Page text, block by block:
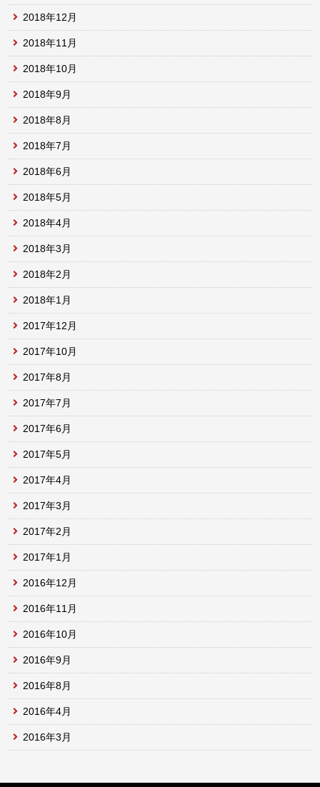
2018年12月
2018年11月
2018年10月
2018年9月
2018年8月
2018年7月
2018年6月
2018年5月
2018年4月
2018年3月
2018年2月
2018年1月
2017年12月
2017年10月
2017年8月
2017年7月
2017年6月
2017年5月
2017年4月
2017年3月
2017年2月
2017年1月
2016年12月
2016年11月
2016年10月
2016年9月
2016年8月
2016年4月
2016年3月